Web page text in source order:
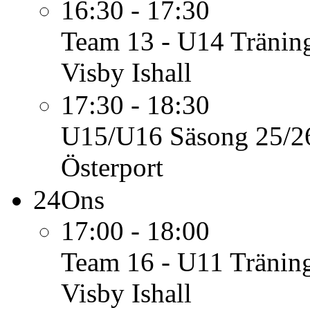
16:30 - 17:30
Team 13 - U14
Visby Ishall
17:30 - 18:30
U15/U16 Säsong 25/
Österport
24Ons
17:00 - 18:00
Team 16 - U11
Visby Ishall